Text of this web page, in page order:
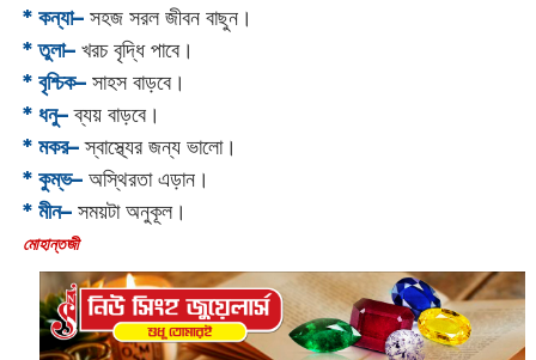
* কন্যা–সহজ সরল জীবন বাছুন।
* তুলা–খরচ বৃদ্ধি পাবে।
* বৃশ্চিক–সাহস বাড়বে।
* ধনু–ব্যয় বাড়বে।
* মকর–স্বাস্থ্যের জন্য ভালো।‌
* কুম্ভ–অস্থিরতা এড়ান।
* মীন–সময়টা অনুকূল।
‌মোহান্তজী‌‌‌‌‌‌‌‌‌‌‌‌‌‌‌‌‌